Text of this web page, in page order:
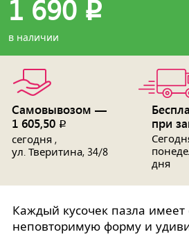
1 690 p
в наличии
Самовывозом —
1 605,50 p
сегодня ,
ул. Тверитина, 34/8
при
дня
Каждый кусочек пазла имеет
неповторимую форму и